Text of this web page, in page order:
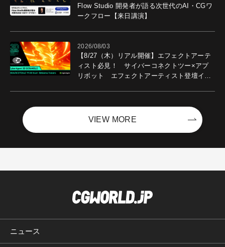
Flow Studio 開発者が語る次世代のAI・CGワ
ークフロー【来日講演】
2026/08/03
【8/27（木）リアル開催】エフェクトアーテ
ィスト必見！ サイバーコネクトツー×アプ
リボット エフェクトアーティスト登壇イベ
VIEW MORE
ニュース